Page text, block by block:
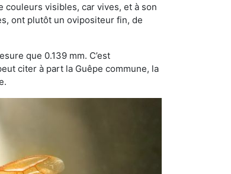
couleurs visibles, car vives, et à son
ont plutôt un ovipositeur fin, de
que 0.139 mm. C’est
citer à part la Guêpe commune, la